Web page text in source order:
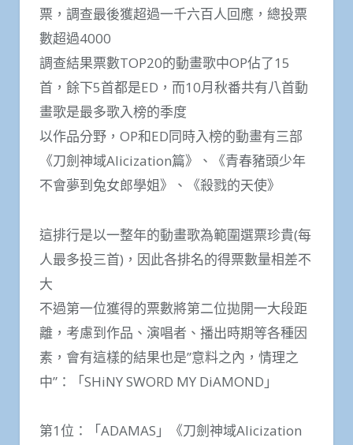
票，調查最後獲超過一千六百人回應，總投票
數超過4000
調查結果票數TOP20的動畫歌中OP佔了15
首，餘下5首都是ED，而10月秋番共有八首動
畫歌是最多歌入榜的季度
以作品分野，OP和ED同時入榜的動畫有三部
《刀劍神域Alicization篇》、《青春豬頭少年
不會夢到兔女郎學姐》、《殺戮的天使》
這排行是以一整年的動畫歌為範圍選票珍貴(每
人最多投三首)，因此各排名的得票數量相差不
大
不過第一位獲得的票數將第二位拋開一大段距
離，考慮到作品、演唱者、播出時期等各種因
素，會有這樣的結果也是”意料之內，情理之
中”：「SHiNY SWORD MY DiAMOND」
第1位：「ADAMAS」《刀劍神域Alicization